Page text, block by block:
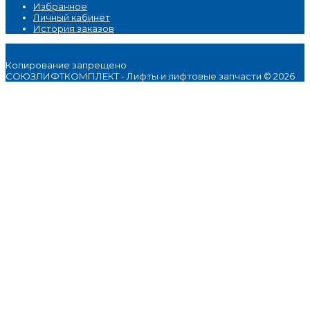
Избранное
Личный кабинет
История заказов
Копирование запрещено
СОЮЗЛИФТКОМПЛЕКТ - Лифты и лифтовые запчасти © 2026